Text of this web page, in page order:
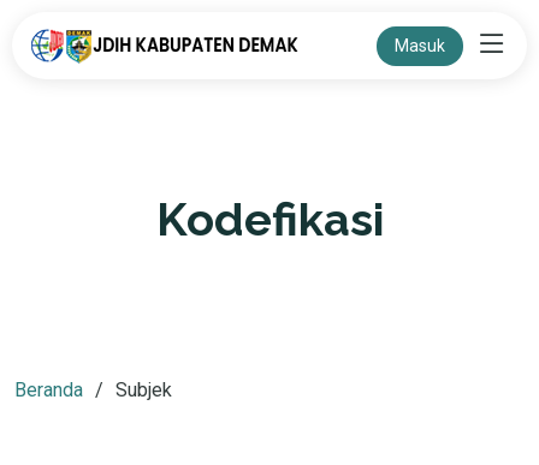
Masuk
Kodefikasi
Beranda Subjek